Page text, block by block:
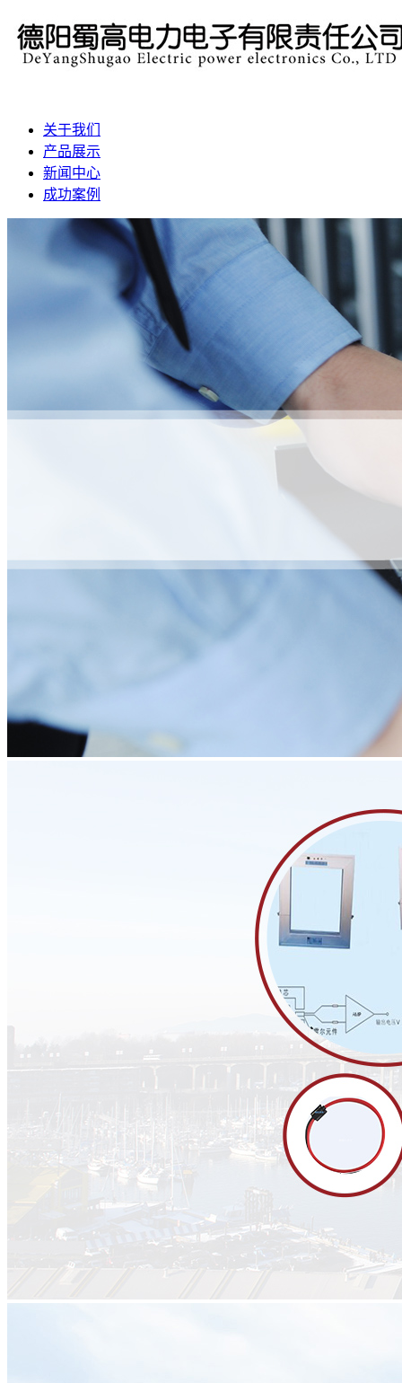
关于我们
产品展示
新闻中心
成功案例